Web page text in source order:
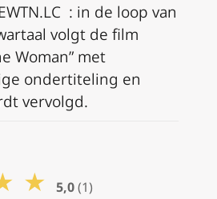
: in de loop van
volgt de film
Woman” met
ondertiteling en
vervolgd.
★ 5,0 (1)